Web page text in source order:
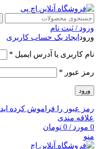
ورود / ثبت نام
ورود ایجاد یک حساب کاربری
نام کاربری یا آدرس ایمیل *
رمز عبور *
ورود
رمز عبور را فراموش کرده
علاقه مندی
0 مورد /
0 تومان
منو